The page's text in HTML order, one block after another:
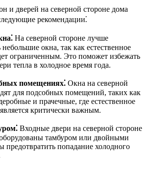
и дверей на северной стороне дома
рекомендации⁚
На северной стороне лучше
небольшие окна, так как естественное
ограниченным. Это поможет избежать
тепла в холодное время года.
помещениях⁚ Окна на северной
для подсобных помещений, таких как
и прачечные, где естественное
критически важным.
Входные двери на северной стороне
тамбуром или двойными
предотвратить попадание холодного